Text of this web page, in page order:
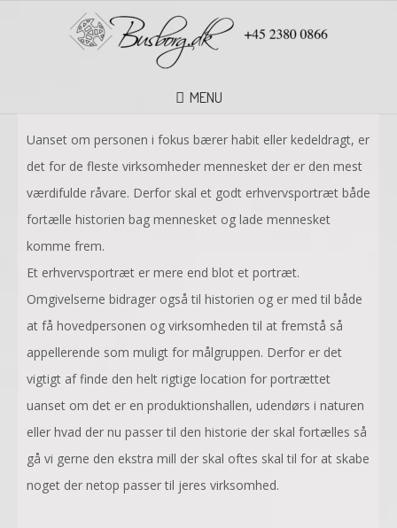
MENU
Uanset om personen i fokus bærer habit eller kedeldragt, er
det for de fleste virksomheder mennesket der er den mest
værdifulde råvare. Derfor skal et godt erhvervsportræt både
fortælle historien bag mennesket og lade mennesket
komme frem.
Et erhvervsportræt er mere end blot et portræt.
Omgivelserne bidrager også til historien og er med til både
at få hovedpersonen og virksomheden til at fremstå så
appellerende som muligt for målgruppen. Derfor er det
vigtigt af finde den helt rigtige location for portrættet
uanset om det er en produktionshallen, udendørs i naturen
eller hvad der nu passer til den historie der skal fortælles så
gå vi gerne den ekstra mill der skal oftes skal til for at skabe
noget der netop passer til jeres virksomhed.